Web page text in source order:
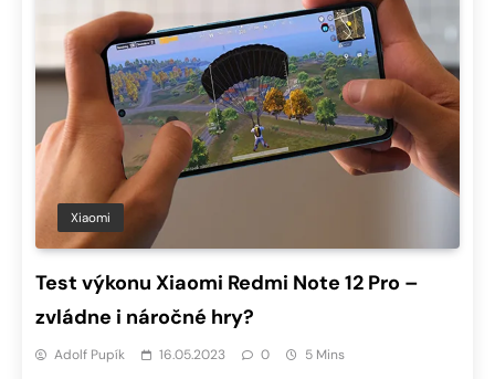
Xiaomi
Test výkonu Xiaomi Redmi Note 12 Pro –
zvládne i náročné hry?
Adolf Pupík 16.05.2023 0 5 Mins